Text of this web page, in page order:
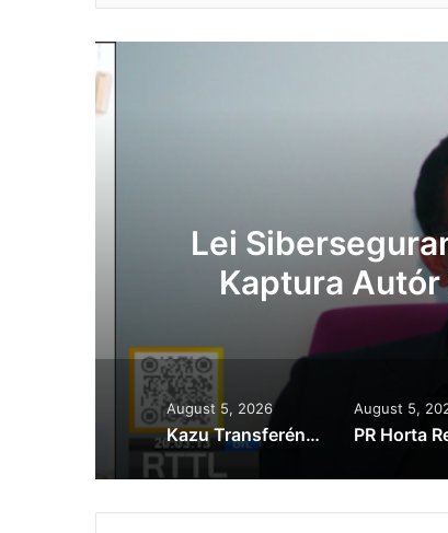
Lei
Kaptura Autór
August 5, 2026
Kazu Transferénsia Osan Millaun 42 Husi Singapura, Advogadu Sei Halo Rekursu
August 5,